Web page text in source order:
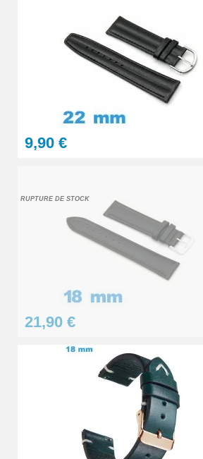
Pointeau de pose
4,90 €
Kit Réparation
Sacoche pour
Gros pointeau de
4,90 €
Pointeau de pose à
Outil pointeau de
28,90 €
Pointeau de Pose
9,90 €
RUPTURE DE STOCK
21,90 €